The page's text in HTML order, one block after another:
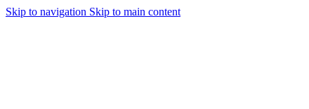
Skip to navigation Skip to main content